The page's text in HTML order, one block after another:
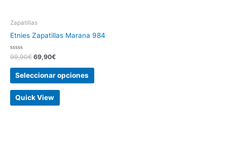
Zapatillas
Etnies Zapatillas Marana 984
Valorado
0
de
99,90€ 69,90€
Seleccionar opciones
Quick View